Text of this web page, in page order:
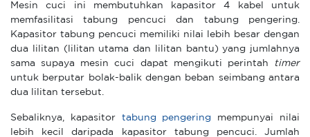
Mesin cuci ini membutuhkan kapasitor 4 kabel untuk
memfasilitasi tabung pencuci dan tabung pengering.
Kapasitor tabung pencuci memiliki nilai lebih besar dengan
dua lilitan (lilitan utama dan lilitan bantu) yang jumlahnya
sama supaya mesin cuci dapat mengikuti perintah
timer
untuk berputar bolak-balik dengan beban seimbang antara
dua lilitan tersebut.
Sebaliknya, kapasitor tabung pengering
mempunyai nilai
lebih kecil daripada kapasitor tabung pencuci. Jumlah